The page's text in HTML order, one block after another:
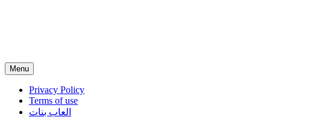
Menu
Privacy Policy
Terms of use
العاب بنات